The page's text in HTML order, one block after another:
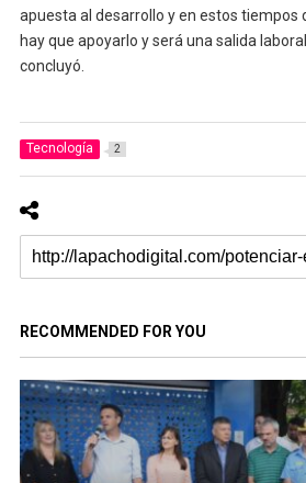
apuesta al desarrollo y en estos tiempos
hay que apoyarlo y será una salida
concluyó.
Tecnología 2
RECOMMENDED FOR YOU